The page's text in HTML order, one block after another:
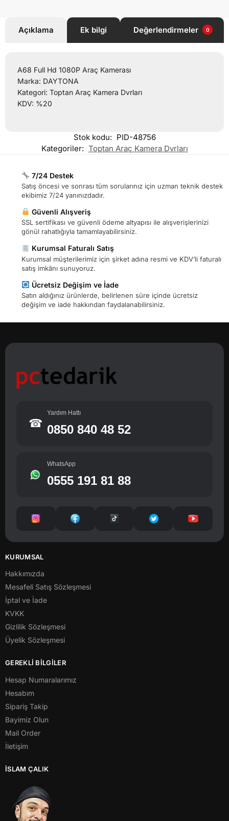
Açıklama Ek bilgi Değerlendirmeler 0
A68 Full Hd 1080P Araç Kamerası
Marka: DAYTONA
Kategori: Toptan Araç Kamera Dvrları
KDV: %20
Stok kodu: PID-48756
Kategoriler: Toptan Araç Kamera Dvrları
7/24 Destek
Satış öncesi ve sonrası tüm sorularınız için uzman teknik destek
ekibimiz 7/24 yanınızdadır.
Güvenli Alışveriş
SSL sertifikası ve güvenli ödeme altyapısı ile alışverişlerinizi
gönül rahatlığıyla tamamlayabilirsiniz.
Kurumsal Faturalı Satış
Kurumsal müşterilerimiz için şirket adına resmi ve KDV’li faturalı
satış imkânı sunuyoruz.
Ücretsiz Değişim ve İade
Satın aldığınız ürünlerde, belirlenen süre içinde ücretsiz
değişim ve iade hakkından faydalanabilirsiniz.
☎
Yardım Hattı
0850 840 48 52
WhatsApp
0555 191 81 88
KURUMSAL
Hakkımızda
Mesafeli Satış Sözleşmesi
İptal ve İade
KVKK
Gizlilik Sözleşmesi
Üyelik Sözleşmesi
GEREKLİ BİLGİLER
Hesap Numaralarımız
Hesabım
Sipariş Takip
Bayimiz Olun
Mail Order
İletişim
İSLAM ÇALIK